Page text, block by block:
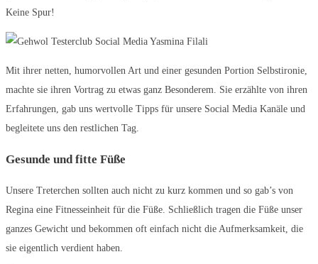
Keine Spur!
Mit ihrer netten, humorvollen Art und einer gesunden Portion Selbstironie,
machte sie ihren Vortrag zu etwas ganz Besonderem. Sie erzählte von ihren
Erfahrungen, gab uns wertvolle Tipps für unsere Social Media Kanäle und
begleitete uns den restlichen Tag.
Gesunde und fitte Füße
Unsere Treterchen sollten auch nicht zu kurz kommen und so gab’s von
Regina eine Fitnesseinheit für die Füße. Schließlich tragen die Füße unser
ganzes Gewicht und bekommen oft einfach nicht die Aufmerksamkeit, die
sie eigentlich verdient haben.